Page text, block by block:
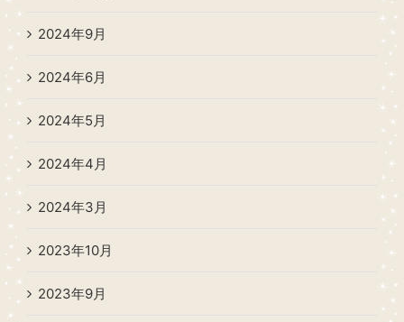
2024年9月
2024年6月
2024年5月
2024年4月
2024年3月
2023年10月
2023年9月